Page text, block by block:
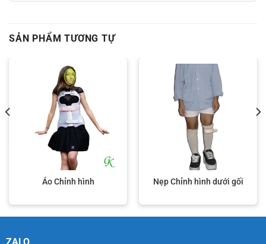
SẢN PHẨM TƯƠNG TỰ
Áo Chỉnh hình Nẹp Chỉnh hình dưới gối